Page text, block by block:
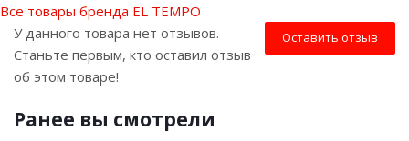
Все товары бренда EL TEMPO
Оставить отзыв
У данного товара нет отзывов.
Станьте первым, кто оставил отзыв
об этом товаре!
Ранее вы смотрели